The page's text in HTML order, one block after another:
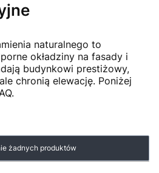
naturalnego to
okładziny na fasady i
budynkowi prestiżowy,
chronią elewację. Poniżej
żadnych produktów